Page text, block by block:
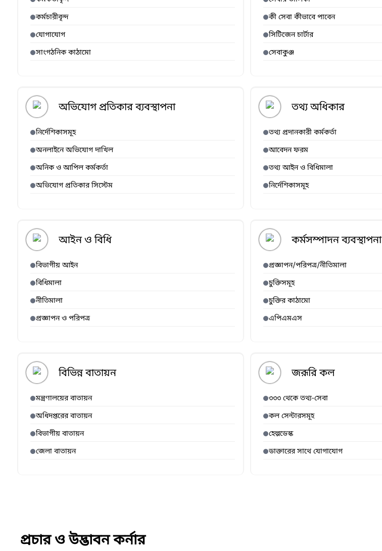
কর্মচারীবৃন্দ
যোগাযোগ
সাংগঠনিক কাঠামো
কী সেবা কীভাবে পাবেন
সিটিজেন চার্টার
সেবাকুঞ্জ
অভিযোগ প্রতিকার ব্যবস্থাপনা
নির্দেশিকাসমূহ
অনলাইনে অভিযোগ দাখিল
অনিক ও আপিল কর্মকর্তা
অভিযোগ প্রতিকার সিস্টেম
তথ্য অধিকার
তথ্য প্রদানকারী কর্মকর্তা
আবেদন ফরম
তথ্য আইন ও বিধিমালা
নির্দেশিকাসমূহ
আইন ও বিধি
বিভাগীয় আইন
বিধিমালা
নীতিমালা
প্রজ্ঞাপন ও পরিপত্র
কর্মসম্পাদন ব্যবস্থাপনা
প্রজ্ঞাপন/পরিপত্র/নীতিমালা
চুক্তিসমূহ
চুক্তির কাঠামো
এপিএমএস
বিভিন্ন বাতায়ন
মন্ত্রণালয়ের বাতায়ন
অধিদপ্তরের বাতায়ন
বিভাগীয় বাতায়ন
জেলা বাতায়ন
জরূরি কল
৩৩৩ থেকে তথ্য-সেবা
কল সেন্টারসমূহ
হেল্পডেস্ক
ডাক্তারের সাথে যোগাযোগ
প্রচার ও উদ্ভাবন কর্নার